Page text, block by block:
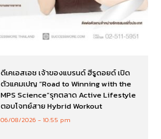
ดีเคเอสเอช เจ้าของแบรนด์ ฮีรูดอยด์ เปิด
ตัวแคมเปญ “Road to Winning with the
MPS Science”รุกตลาด Active Lifestyle
ตอบโจทย์สาย Hybrid Workout
06/08/2026 10:55 pm